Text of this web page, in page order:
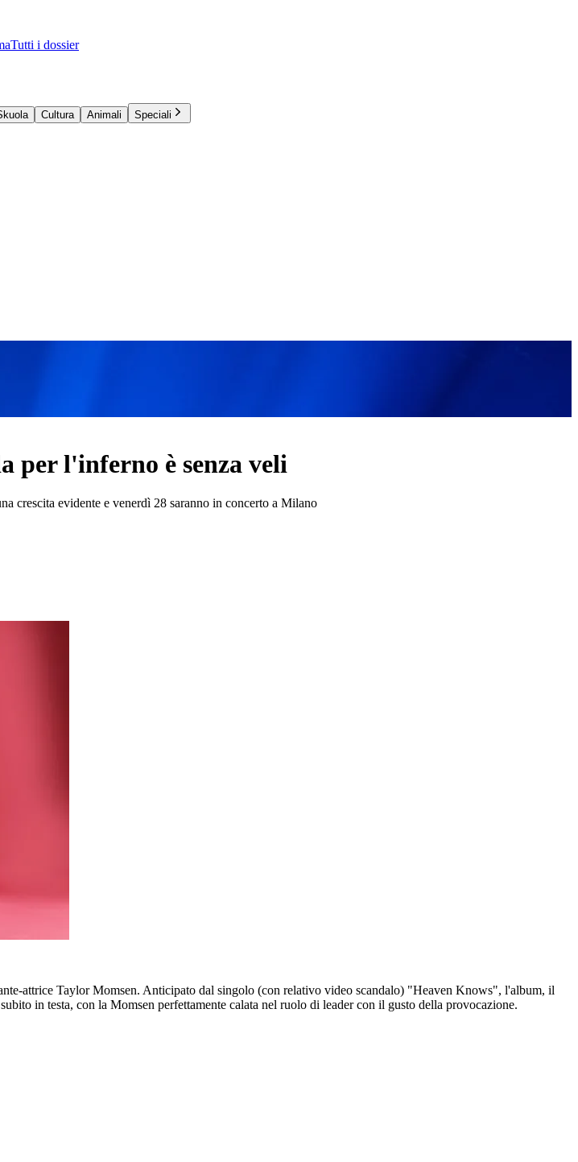
Tutti i dossier
Cultura Animali
Speciali
per l'inferno è senza veli
crescita evidente e venerdì 28 saranno in concerto a Milano
attrice Taylor Momsen. Anticipato dal singolo (con relativo video scandalo) "Heaven Knows", l'album, il
in testa, con la Momsen perfettamente calata nel ruolo di leader con il gusto della provocazione.